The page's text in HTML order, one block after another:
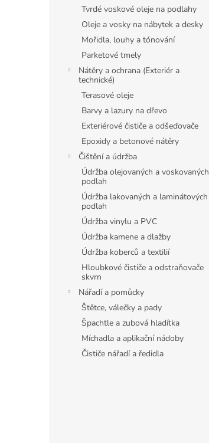
Tvrdé voskové oleje na podlahy
Oleje a vosky na nábytek a desky
Mořidla, louhy a tónování
Parketové tmely
Nátěry a ochrana (Exteriér a
technické)
Terasové oleje
Barvy a lazury na dřevo
Exteriérové čističe a odšeďovače
Epoxidy a betonové nátěry
Čištění a údržba
Údržba olejovaných a voskovaných
podlah
Údržba lakovaných a laminátových
podlah
Údržba vinylu a PVC
Údržba kamene a dlažby
Údržba koberců a textilií
Hloubkové čističe a odstraňovače
skvrn
Nářadí a pomůcky
Štětce, válečky a pady
Špachtle a zubová hladítka
Míchadla a aplikační nádoby
Čističe nářadí a ředidla